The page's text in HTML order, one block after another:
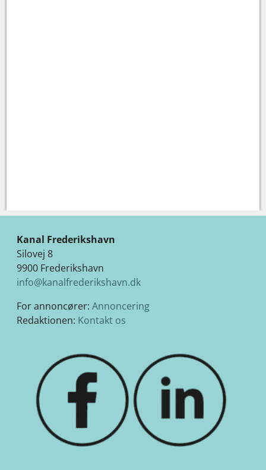
Kanal Frederikshavn
Silovej 8
9900 Frederikshavn
info@kanalfrederikshavn.dk
For annoncører: Annoncering
Redaktionen: Kontakt os